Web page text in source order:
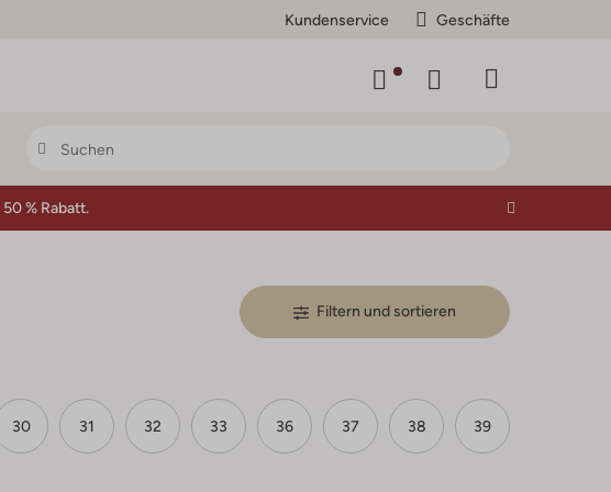
Kundenservice Geschäfte
50 % Rabatt.
Filtern und sortieren
30 31 32 33 36 37 38 39